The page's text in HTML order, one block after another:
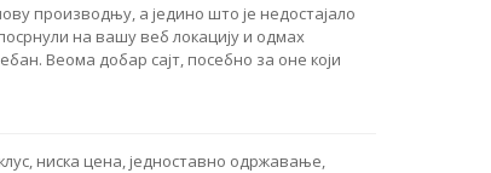
производњу, а једино што је недостајало
на вашу веб локацију и одмах
Веома добар сајт, посебно за оне који
ниска цена, једноставно одржавање,